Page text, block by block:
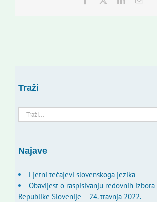
Traži
Traži...
Najave
Ljetni tečajevi slovenskoga jezika
Obavijest o raspisivanju redovnih
Republike Slovenije – 24. travnja 2022.